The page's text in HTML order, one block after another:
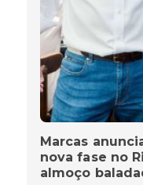
Marcas
nova fase no
almoço